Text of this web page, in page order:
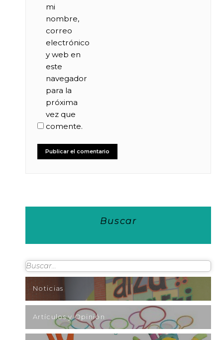
mi
nombre,
correo
electrónico
y web en
este
navegador
para la
próxima
vez que
comente.
Buscar
Noticias
Artículos y Opinión